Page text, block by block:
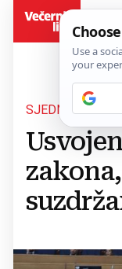
SJEDNICA